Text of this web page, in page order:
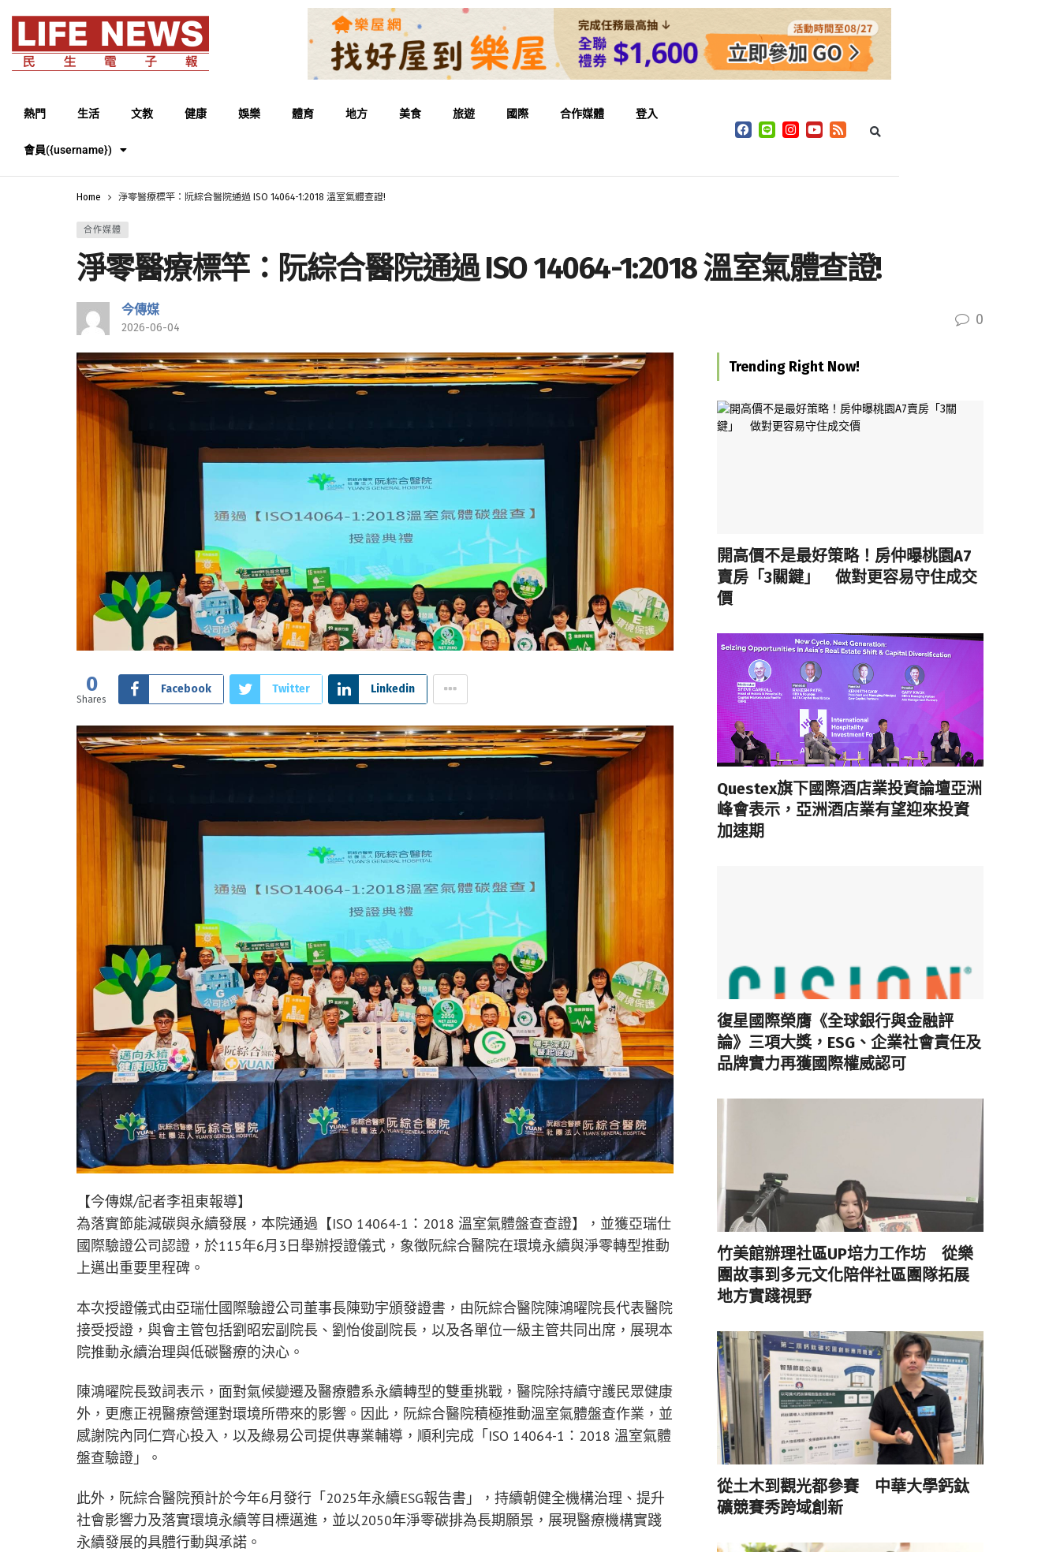
熱門 生活 文教 健康 娛樂 體育 地方 美食 旅遊 國際 合作媒體 登入
會員({username})
Home 淨零醫療標竿：阮綜合醫院通過 ISO 14064-1:2018 溫室氣體查證!
合作媒體
淨零醫療標竿：阮綜合醫院通過 ISO 14064-1:2018 溫室氣體查證!
今傳媒
2026-06-04 0
0
Shares
Facebook Twitter Linkedin
【今傳媒/記者李祖東報導】
為落實節能減碳與永續發展，本院通過【ISO 14064-1：2018 溫室氣體盤查查證】，並獲亞瑞仕
國際驗證公司認證，於115年6月3日舉辦授證儀式，象徵阮綜合醫院在環境永續與淨零轉型推動
上邁出重要里程碑。
本次授證儀式由亞瑞仕國際驗證公司董事長陳勁宇頒發證書，由阮綜合醫院陳鴻曜院長代表醫院
接受授證，與會主管包括劉昭宏副院長、劉怡俊副院長，以及各單位一級主管共同出席，展現本
院推動永續治理與低碳醫療的決心。
陳鴻曜院長致詞表示，面對氣候變遷及醫療體系永續轉型的雙重挑戰，醫院除持續守護民眾健康
外，更應正視醫療營運對環境所帶來的影響。因此，阮綜合醫院積極推動溫室氣體盤查作業，並
感謝院內同仁齊心投入，以及綠易公司提供專業輔導，順利完成「ISO 14064-1：2018 溫室氣體
盤查驗證」。
此外，阮綜合醫院預計於今年6月發行「2025年永續ESG報告書」，持續朝健全機構治理、提升
社會影響力及落實環境永續等目標邁進，並以2050年淨零碳排為長期願景，展現醫療機構實踐
永續發展的具體行動與承諾。
Trending Right Now!
開高價不是最好策略！房仲曝桃園A7
賣房「3關鍵」 做對更容易守住成交
價
Questex旗下國際酒店業投資論壇亞洲
峰會表示，亞洲酒店業有望迎來投資
加速期
復星國際榮膺《全球銀行與金融評
論》三項大獎，ESG、企業社會責任及
品牌實力再獲國際權威認可
竹美館辦理社區UP培力工作坊 從樂
團故事到多元文化陪伴社區團隊拓展
地方實踐視野
從土木到觀光都參賽 中華大學鈣鈦
礦競賽秀跨域創新